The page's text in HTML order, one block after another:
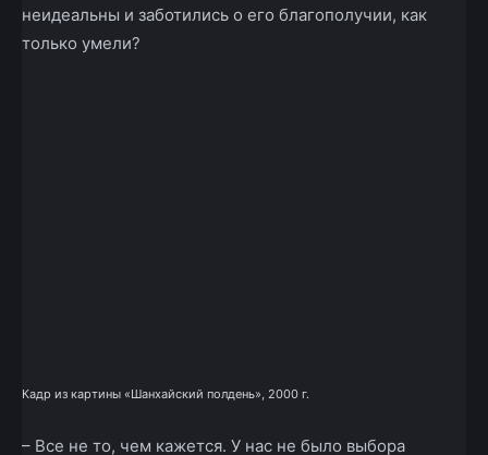
неидеальны и заботились о его благополучии, как
только умели?
Кадр из картины «Шанхайский полдень», 2000 г.
– Все не то, чем кажется. У нас не было выбора